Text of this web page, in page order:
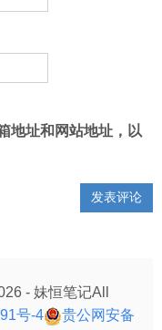
地址和网站地址，以
- 妹恒笔记All
号-4 贵公网安备